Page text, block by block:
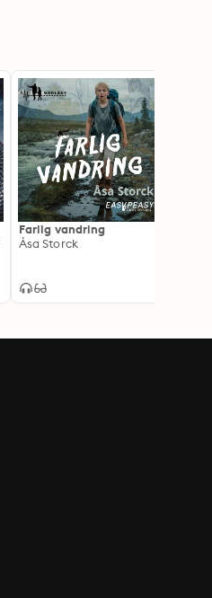
Farlig vandring
Åsa Storck